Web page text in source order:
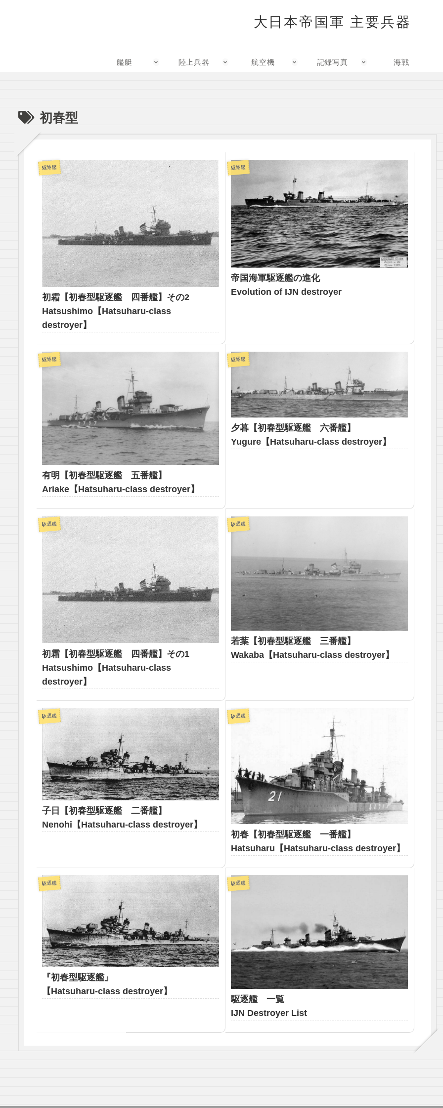
大日本帝国軍 主要兵器
艦艇 陸上兵器 航空機 記録写真 海戦
初春型
駆逐艦
初霜【初春型駆逐艦 四番艦】その2
Hatsushimo【Hatsuharu-class
destroyer】
駆逐艦
帝国海軍駆逐艦の進化
Evolution of IJN destroyer
駆逐艦
有明【初春型駆逐艦 五番艦】
Ariake【Hatsuharu-class destroyer】
駆逐艦
夕暮【初春型駆逐艦 六番艦】
Yugure【Hatsuharu-class destroyer】
駆逐艦
初霜【初春型駆逐艦 四番艦】その1
Hatsushimo【Hatsuharu-class
destroyer】
駆逐艦
若葉【初春型駆逐艦 三番艦】
Wakaba【Hatsuharu-class destroyer】
駆逐艦
子日【初春型駆逐艦 二番艦】
Nenohi【Hatsuharu-class destroyer】
駆逐艦
初春【初春型駆逐艦 一番艦】
Hatsuharu【Hatsuharu-class destroyer】
駆逐艦
『初春型駆逐艦』
【Hatsuharu-class destroyer】
駆逐艦
駆逐艦 一覧
IJN Destroyer List